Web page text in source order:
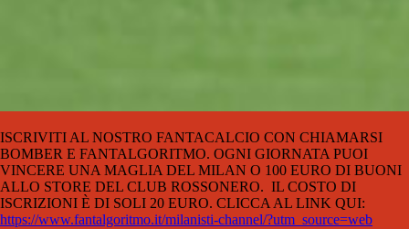
ISCRIVITI AL NOSTRO FANTACALCIO CON CHIAMARSI
BOMBER E FANTALGORITMO. OGNI GIORNATA PUOI
VINCERE UNA MAGLIA DEL MILAN O 100 EURO DI BUONI
ALLO STORE DEL CLUB ROSSONERO. IL COSTO DI
ISCRIZIONI È DI SOLI 20 EURO. CLICCA AL LINK QUI:
https://www.fantalgoritmo.it/milanisti-channel/?utm_source=web